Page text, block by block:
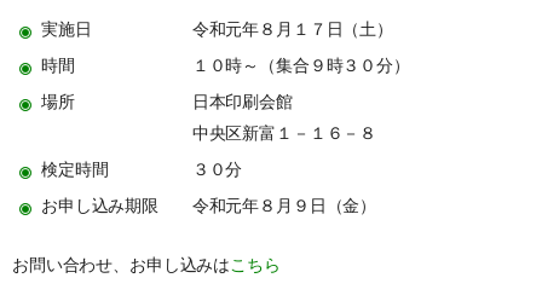
実施日 令和元年８月１７日（土）
時間 １０時～（集合９時３０分）
場所 日本印刷会館
中央区新富１－１６－８
検定時間 ３０分
お申し込み期限 令和元年８月９日（金）
お問い合わせ、お申し込みはこちら